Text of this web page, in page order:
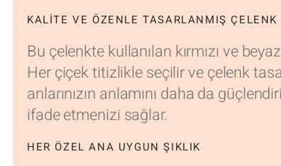
KALITE VE ÖZENLE TASARLANMIŞ ÇELENK
Bu çelenkte kullanılan kırmızı ve
Her çiçek titizlikle seçilir ve çelenk
anlarınızın anlamını daha da
ifade etmenizi sağlar.
HER ÖZEL ANA UYGUN ŞIKLIK